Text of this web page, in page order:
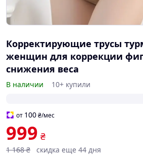
Корректирующие трусы
женщин для коррекции
снижения веса
В наличии 10+ купили
от 100₴/мес
999 ₴
1 168 ₴ скидка еще 44 дня